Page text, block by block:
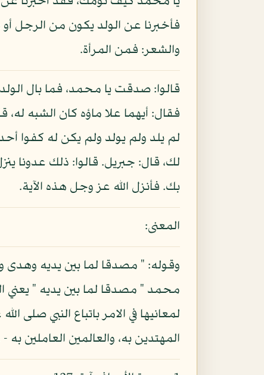
فأخبرنا عن الولد يكون من الرجل
والشعر: فمن المرأة.
قالوا: صدقت يا محمد، فما بال
فقال: أيهما علا ماؤه كان الشبه
لك، قال: جبريل. قالوا: ذلك عدونا
بك. فأنزل الله عز وجل هذه الآية.
المعنى:
وقوله: " مصدقا لما بين يديه وهدى
محمد " مصدقا لما بين يديه " يعني
لمعانيها في الامر باتباع النبي
المهتدين به، والعالمين العاملين